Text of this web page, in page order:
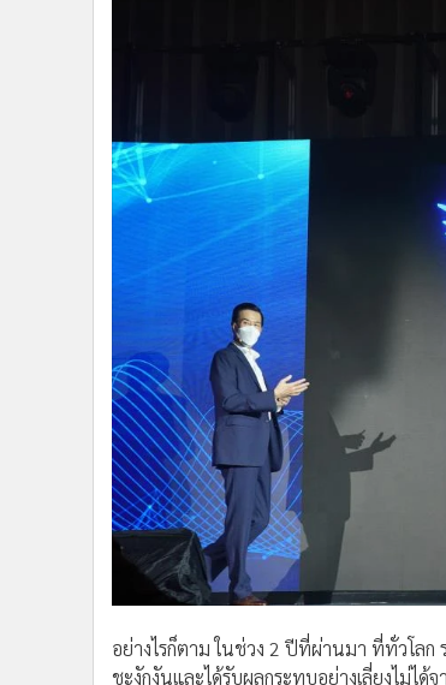
อย่างไรก็ตาม ในช่วง 2 ปีที่ผ่านมา ที่ทั่วโลก
ชะงักงันและได้รับผลกระทบอย่างเลี่ยงไม่ไ